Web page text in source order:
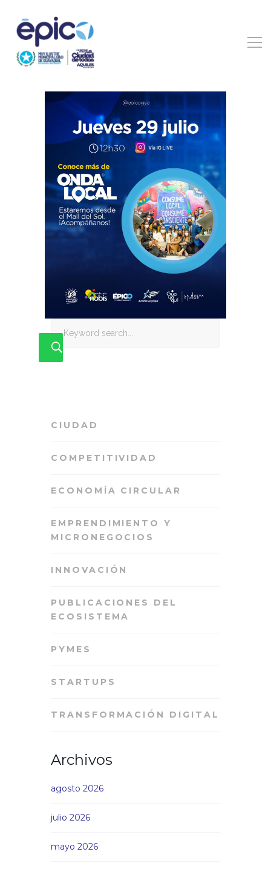
CIUDAD
COMPETITIVIDAD
ECONOMÍA CIRCULAR
EMPRENDIMIENTO Y
MICRONEGOCIOS
INNOVACIÓN
PUBLICACIONES DEL
ECOSISTEMA
PYMES
STARTUPS
TRANSFORMACIÓN DIGITAL
Archivos
agosto 2026
julio 2026
mayo 2026